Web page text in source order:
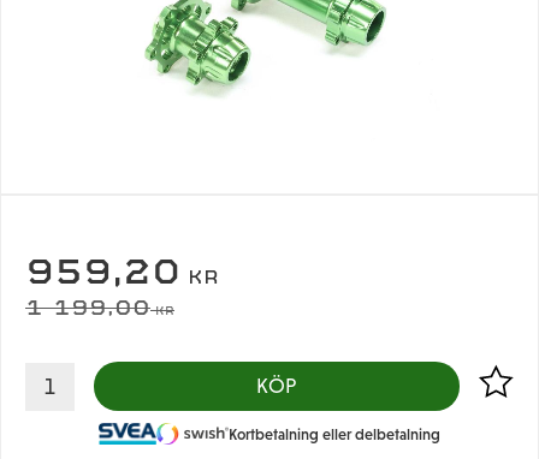
NEDSATT PRIS:
959,20 KR
ORDINARIE PRIS:
1 199,00KR
KÖP Lägg
Kortbetalning eller delbetalning